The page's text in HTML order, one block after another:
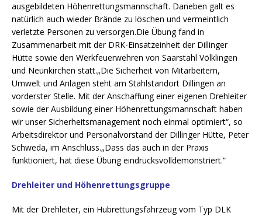
ausgebildeten Höhenrettungsmannschaft. Daneben galt es
natürlich auch wieder Brände zu löschen und vermeintlich
verletzte Personen zu versorgen.Die Übung fand in
Zusammenarbeit mit der DRK-Einsatzeinheit der Dillinger
Hütte sowie den Werkfeuerwehren von Saarstahl Völklingen
und Neunkirchen statt.„Die Sicherheit von Mitarbeitern,
Umwelt und Anlagen steht am Stahlstandort Dillingen an
vorderster Stelle. Mit der Anschaffung einer eigenen Drehleiter
sowie der Ausbildung einer Höhenrettungsmannschaft haben
wir unser Sicherheitsmanagement noch einmal optimiert“, so
Arbeitsdirektor und Personalvorstand der Dillinger Hütte, Peter
Schweda, im Anschluss.„Dass das auch in der Praxis
funktioniert, hat diese Übung eindrucksvolldemonstriert.“
Drehleiter und Höhenrettungsgruppe
Mit der Drehleiter, ein Hubrettungsfahrzeug vom Typ DLK